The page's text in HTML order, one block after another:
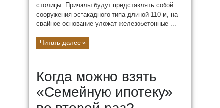
столицы. Причалы будут представлять собой
сооружения эстакадного типа длиной 110 м, на
свайное основание уложат железобетонные ...
Читать далее »
Когда можно взять
«Семейную ипотеку»